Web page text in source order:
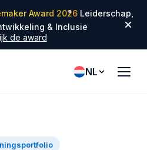
Award 2026
✦ ✦ Leiderschap,
& Inclusie
de award
NL